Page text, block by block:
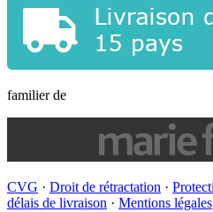
familier de
CVG · Droit de rétractation ·
délais de livraison · Mentions légales